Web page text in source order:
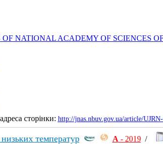
OF NATIONAL ACADEMY OF SCIENCES
сторінки: http://jnas.nbuv.gov.ua/article/
температур А - 2019/